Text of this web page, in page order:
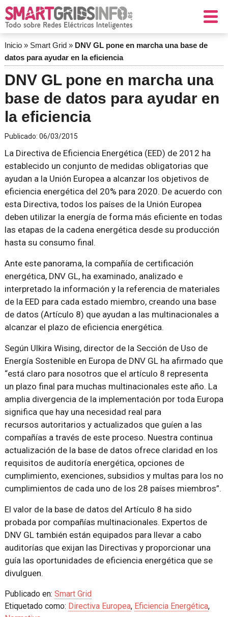
Inicio» Smart Grid» DNV GL pone en marcha una base de
datos para ayudar en la eficiencia
DNV GL pone en marcha una
base de datos para ayudar en
la eficiencia
Publicado: 06/03/2015
La Directiva de Eficiencia Energética (EED) de 2012 ha
establecido un conjunto de medidas obligatorias que
ayudan a la Unión Europea a alcanzar los objetivos de
eficiencia energética del 20% para 2020. De acuerdo con
esta Directiva, todos los países de la Unión Europea
deben utilizar la energía de forma más eficiente en todas
las etapas de la cadena energética desde su producción
hasta su consumo final.
Ante este panorama, la compañía de certificación
energética, DNV GL, ha examinado, analizado e
interpretado la información y la referencia de materiales
de la EED para cada estado miembro, creando una base
de datos (Artículo 8) que ayudan a las multinacionales a
alcanzar el plazo de eficiencia energética.
Según Ulkira Wising, director de la Sección de Uso de
Energía Sostenible en Europa de DNV GL ha afirmado que
está claro para nosotros que el artículo 8 representa
un plazo final para muchas multinacionales este año. La
amplia divergencia de la implementación por toda Europa
significa que hay una necesidad real para
recursos autoritarios y actualizados que guíen a las
compañías a través de este proceso. Nuestra continua
actualización de la base de datos ofrece claridad en los
requisitos de auditoría energética, opciones de
cumplimiento, exenciones, subsidios y multas para los no
cumplimientos de cada uno de los 28 países miembros .
El valor de la base de datos del Artículo 8 ha sido
probada por compañías multinacionales. Expertos de
DNV GL también están equipados para llevar a cabo
auditorías que exijan las Directivas y proporcionar una
guía las oportunidades de eficiencia energética que se
divulguen.
Publicado en: Smart Grid
Etiquetado como: Directiva Europea, Eficiencia Energética,